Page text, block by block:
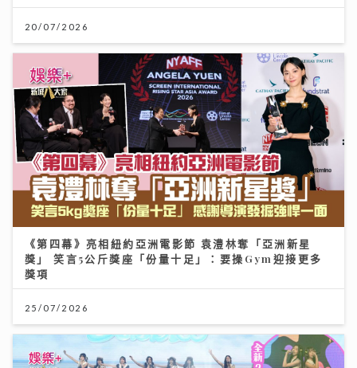
20/07/2026
《第四幕》亮相紐約亞洲電影節 袁澧林奪「亞洲新星
獎」 笑言5公斤獎座「份量十足」：要操Gym迎接更多
獎項
25/07/2026